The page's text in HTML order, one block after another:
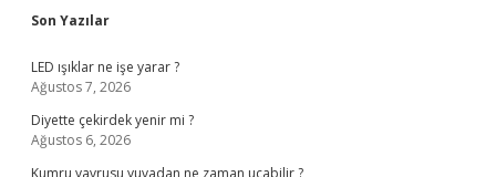
Sidebar
Son Yazılar
LED ışıklar ne işe yarar ?
Ağustos 7, 2026
Diyette çekirdek yenir mi ?
Ağustos 6, 2026
Kumru yavrusu yuvadan ne zaman uçabilir ?